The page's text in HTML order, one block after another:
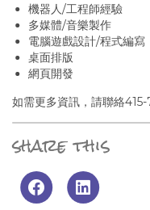
機器人/工程師經驗
多媒體/音樂製作
電腦遊戲設計/程式編寫
桌面排版
網頁開發
如需更多資訊，請聯絡
share this